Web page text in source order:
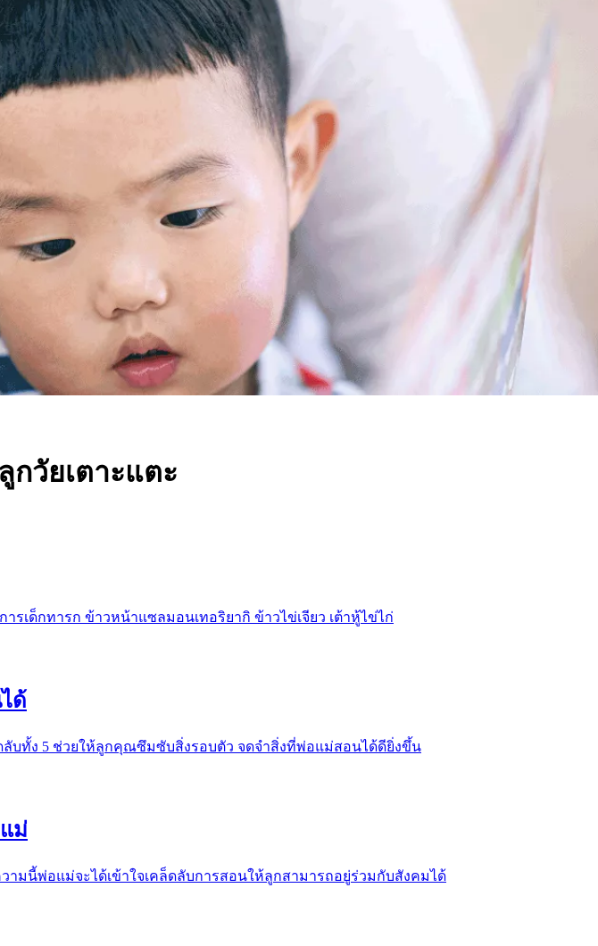
วัยเตาะแตะ
ารเด็กทารก ข้าวหน้าแซลมอนเทอริยากิ ข้าวไข่เจียว เต้าหู้ไข่ไก่
ด้
บทั้ง 5 ช่วยให้ลูกคุณซึมซับสิ่งรอบตัว จดจำสิ่งที่พ่อแม่สอนได้ดียิ่งขึ้น
ม่
ามนี้พ่อแม่จะได้เข้าใจเคล็ดลับการสอนให้ลูกสามารถอยู่ร่วมกับสังคมได้